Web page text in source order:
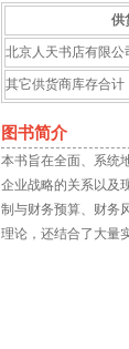
供
北京人天书店有限公
其它供货商库存合计
图书简介
本书旨在全面、系统
企业战略的关系以及
制与财务预算、财务
理论，还结合了大量